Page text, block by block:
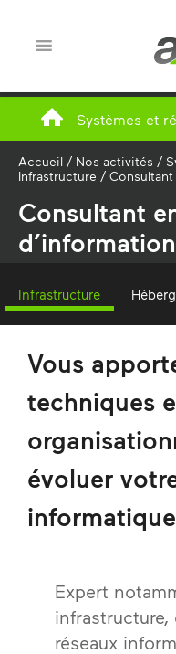
Systèmes et
Accueil / Nos activités /
Infrastructure / Consultant
Consultant
d’information
Infrastructure
Vous
techniques
évoluer
Expert
réseaux